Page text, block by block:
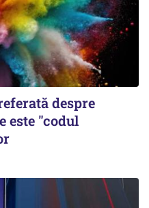
despre
este "codul